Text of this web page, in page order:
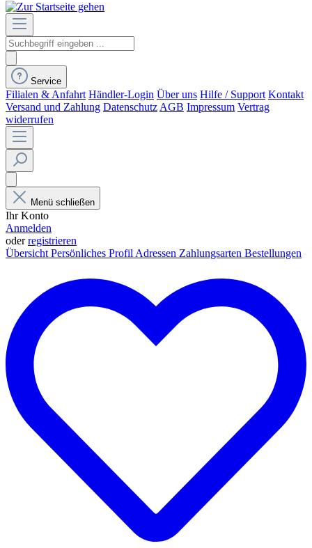
Service
Filialen & Anfahrt Händler-Login Über uns Hilfe / Support Kontakt
Versand und Zahlung Datenschutz AGB Impressum Vertrag
widerrufen
Menü schließen
Ihr Konto
Anmelden
oderregistrieren
Übersicht Persönliches Profil Adressen Zahlungsarten Bestellungen